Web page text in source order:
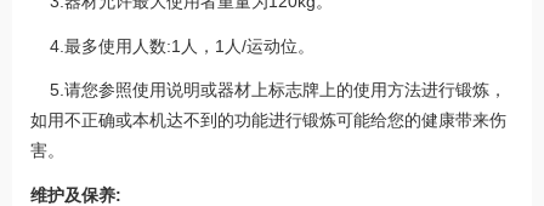
4.最多使用人数:1人，1人/运动位。
5.请您参照使用说明或器材上标志牌上的使用方法进行锻炼，
如用不正确或本机达不到的功能进行锻炼可能给您的健康带来伤
害。
维护及保养: